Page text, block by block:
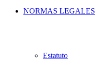
NORMAS LEGALES
Estatuto